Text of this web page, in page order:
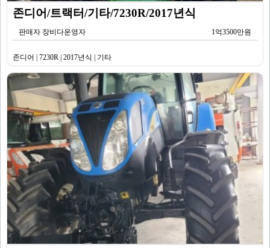
존디어/트랙터/기타/7230R/2017년식
판매자 장비다운영자 1억3500만원
존디어 | 7230R | 2017년식 | 기타